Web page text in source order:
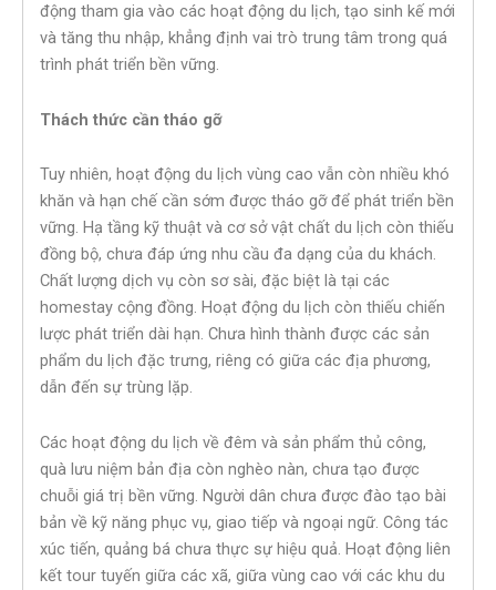
động tham gia vào các hoạt động du lịch, tạo sinh kế mới
và tăng thu nhập, khẳng định vai trò trung tâm trong quá
trình phát triển bền vững.
Thách thức cần tháo gỡ
Tuy nhiên, hoạt động du lịch vùng cao vẫn còn nhiều khó
khăn và hạn chế cần sớm được tháo gỡ để phát triển bền
vững. Hạ tầng kỹ thuật và cơ sở vật chất du lịch còn thiếu
đồng bộ, chưa đáp ứng nhu cầu đa dạng của du khách.
Chất lượng dịch vụ còn sơ sài, đặc biệt là tại các
homestay cộng đồng. Hoạt động du lịch còn thiếu chiến
lược phát triển dài hạn. Chưa hình thành được các sản
phẩm du lịch đặc trưng, riêng có giữa các địa phương,
dẫn đến sự trùng lặp.
Các hoạt động du lịch về đêm và sản phẩm thủ công,
quà lưu niệm bản địa còn nghèo nàn, chưa tạo được
chuỗi giá trị bền vững. Người dân chưa được đào tạo bài
bản về kỹ năng phục vụ, giao tiếp và ngoại ngữ. Công tác
xúc tiến, quảng bá chưa thực sự hiệu quả. Hoạt động liên
kết tour tuyến giữa các xã, giữa vùng cao với các khu du